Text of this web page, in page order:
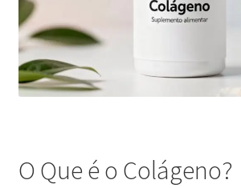
O Que é o Colágeno?